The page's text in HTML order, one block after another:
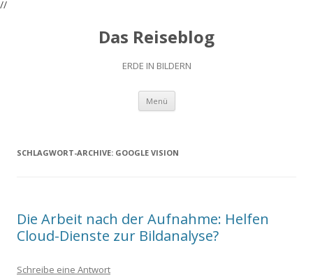
//
Das Reiseblog
ERDE IN BILDERN
Menü Zum
springen
SCHLAGWORT-ARCHIVE: GOOGLE VISION
Die Arbeit nach der Aufnahme: Helfen
Cloud-Dienste zur Bildanalyse?
Schreibe eine Antwort